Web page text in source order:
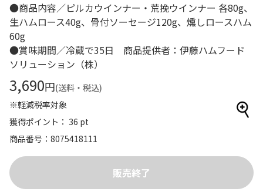
●商品内容／ピルカウインナー・荒挽ウインナー 各80g、
生ハムロース40g、骨付ソーセージ120g、燻しロースハム
60g
●賞味期間／冷蔵で35日 商品提供者：伊藤ハムフード
ソリューション（株）
3,690円(送料・税込)
※軽減税率対象
獲得ポイント： 36 pt
商品番号
8075418111